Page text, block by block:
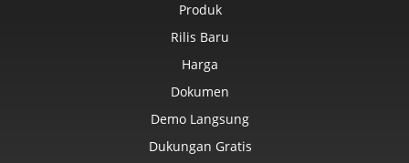
Produk
Rilis Baru
Harga
Dokumen
Demo Langsung
Dukungan Gratis